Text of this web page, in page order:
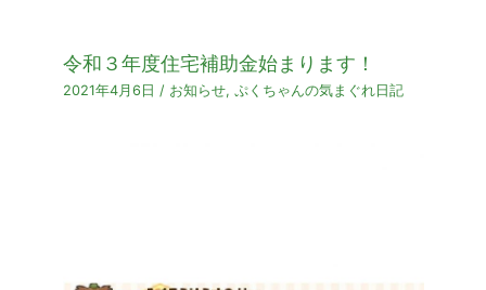
令和３年度住宅補助金始まります！
2021年4月6日 / お知らせ, ぷくちゃんの気まぐれ日記